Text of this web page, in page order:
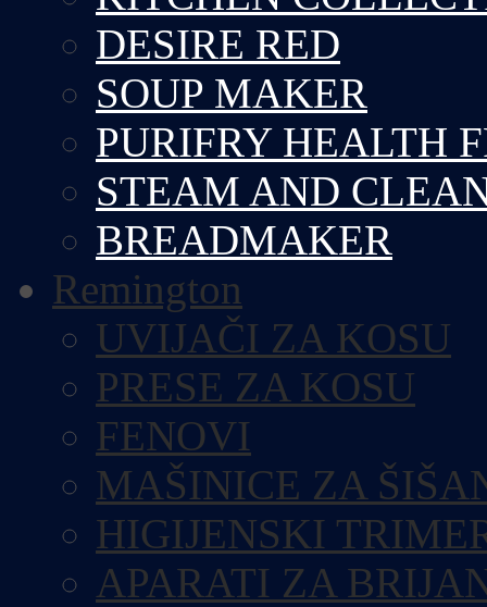
DESIRE RED
SOUP MAKER
PURIFRY HEALTH
STEAM AND
BREADMAKER
Remington
UVIJAČI ZA KOSU
PRESE ZA KOSU
FENOVI
MAŠINICE ZA
HIGIJENSKI
APARATI ZA